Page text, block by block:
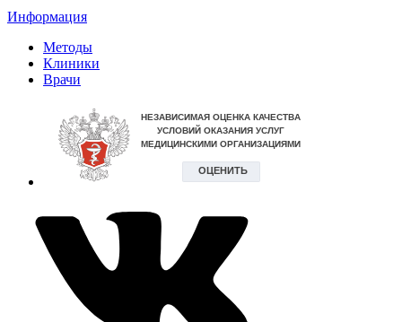
Информация
Методы
Клиники
Врачи